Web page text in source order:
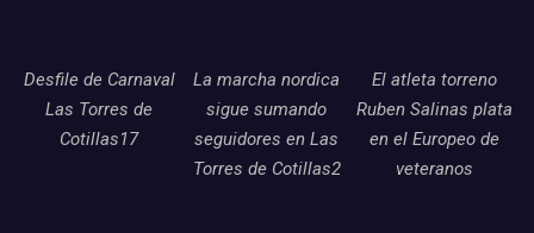
Desfile de Carnaval
Las Torres de
Cotillas17
La marcha nordica
sigue sumando
seguidores en Las
Torres de Cotillas2
El atleta torreno
Ruben Salinas plata
en el Europeo de
veteranos